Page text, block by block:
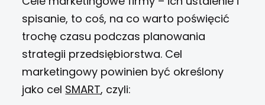
spisanie, to coś, na co warto poświęcić
trochę czasu podczas planowania
strategii przedsiębiorstwa. Cel
marketingowy powinien być określony
jako cel SMART, czyli: